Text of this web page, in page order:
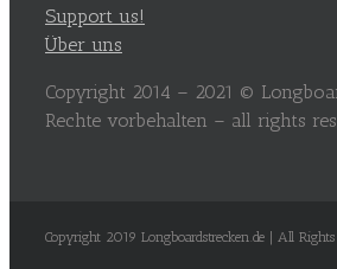
Support us!
Über uns
Copyright 2014 – 2021 ©
Rechte vorbehalten – all rights
Copyright 2019 Longboardstrecken.de | All Rights